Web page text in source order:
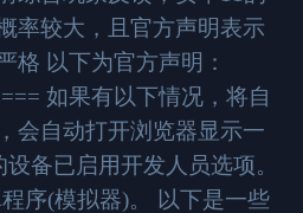
率较大，且官方声明表示
格 以下为官方声明：
如果有以下情况，将自
会自动打开浏览器显示一
备已启用开发人员选项。
序(模拟器)。 以下是一些